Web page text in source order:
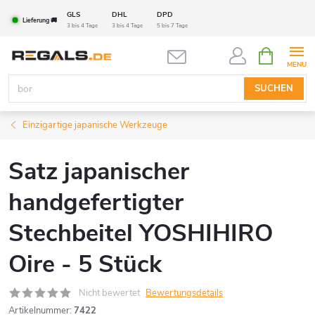
InhaltLieferung 🚚
GLS DHL DPD
3 bis 4 Tage 3 bis 4 Tage 5 bis 7 Tage
SUCHEN
Einzigartige japanische Werkzeuge
Satz japanischer
handgefertigter
Stechbeitel YOSHIHIRO
Oire - 5 Stück
Nicht bewertet Bewertungsdetails
Artikelnummer: 7422